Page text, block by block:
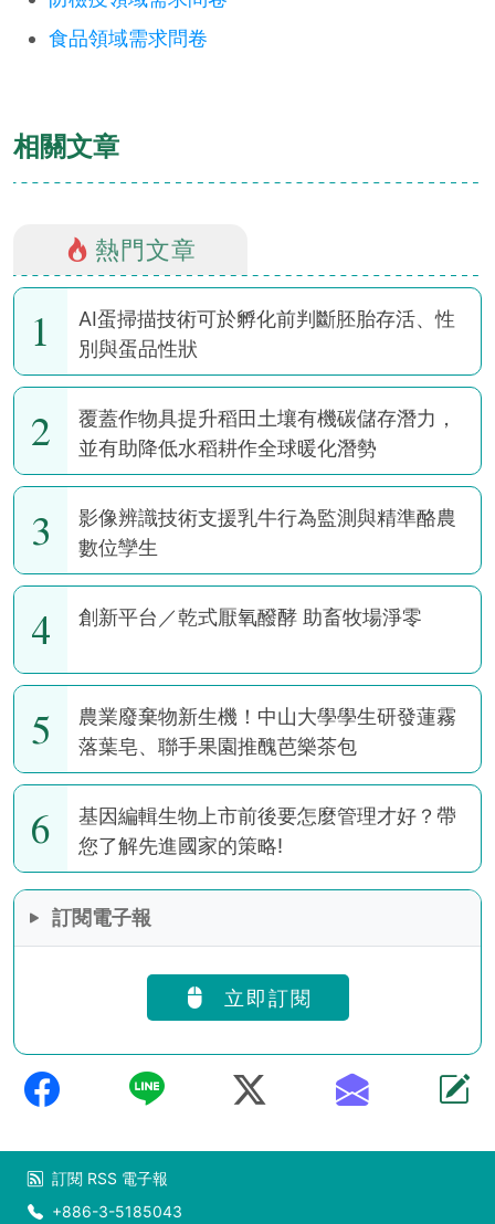
食品領域需求問卷
相關文章
熱門文章
1
AI蛋掃描技術可於孵化前判斷胚胎存活、性
別與蛋品性狀
2
覆蓋作物具提升稻田土壤有機碳儲存潛力，
並有助降低水稻耕作全球暖化潛勢
3
影像辨識技術支援乳牛行為監測與精準酪農
數位孿生
4 創新平台／乾式厭氧醱酵 助畜牧場淨零
5
農業廢棄物新生機！中山大學學生研發蓮霧
落葉皂、聯手果園推醜芭樂茶包
6
基因編輯生物上市前後要怎麼管理才好？帶
您了解先進國家的策略!
訂閱電子報
立即訂閱
訂閱 RSS 電子報
+886-3-5185043